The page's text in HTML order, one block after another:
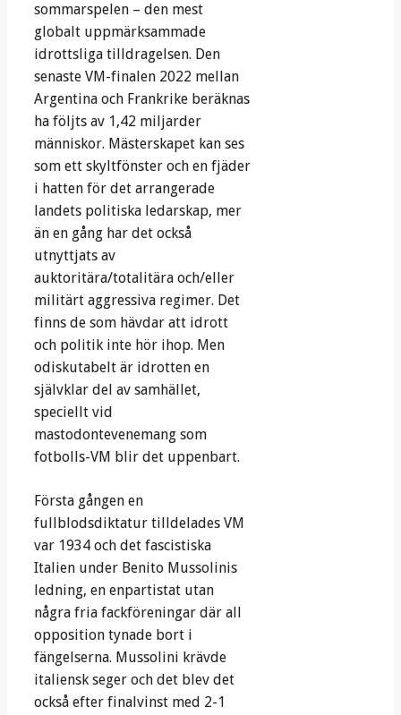
sommarspelen – den mest
globalt uppmärksammade
idrottsliga tilldragelsen. Den
senaste VM-finalen 2022 mellan
Argentina och Frankrike beräknas
ha följts av 1,42 miljarder
människor. Mästerskapet kan ses
som ett skyltfönster och en fjäder
i hatten för det arrangerade
landets politiska ledarskap, mer
än en gång har det också
utnyttjats av
auktoritära/totalitära och/eller
militärt aggressiva regimer. Det
finns de som hävdar att idrott
och politik inte hör ihop. Men
odiskutabelt är idrotten en
självklar del av samhället,
speciellt vid
mastodontevenemang som
fotbolls-VM blir det uppenbart.
Första gången en
fullblodsdiktatur tilldelades VM
var 1934 och det fascistiska
Italien under Benito Mussolinis
ledning, en enpartistat utan
några fria fackföreningar där all
opposition tynade bort i
fängelserna. Mussolini krävde
italiensk seger och det blev det
också efter finalvinst med 2-1